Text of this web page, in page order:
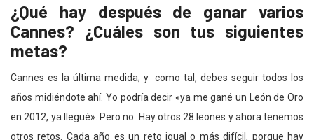
¿Qué hay después de ganar varios
Cannes? ¿Cuáles son tus siguientes
metas?
Cannes es la última medida; y como tal, debes seguir todos los
años midiéndote ahí. Yo podría decir «ya me gané un León de Oro
en 2012, ya llegué». Pero no. Hay otros 28 leones y ahora tenemos
otros retos. Cada año es un reto igual o más difícil, porque hay